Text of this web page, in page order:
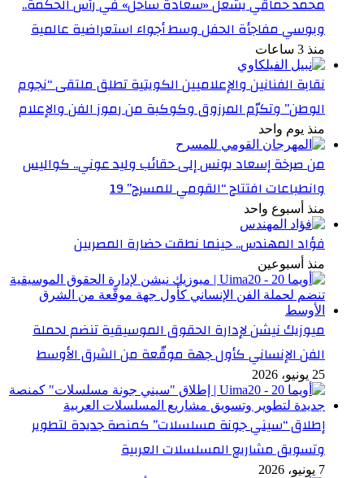
محمد حماقي يشعل «سعادة ساحل» في رأس الحكمة..
وبوسي مفاجأة الحفل وسط أجواء استعراضية عالمية
منذ 3 ساعات
نقابة الفنانين والإعلاميين الكويتية تطلق ملتقى “نجوم
الوطن” وتكرّم المرزوق وكوكبة من رموز الفن والإعلام
منذ يوم واحد
من صرخة إسعاد يونس إلى حقائب وليد عوني.. كواليس
وانطباعات افتتاح “القومي للمسرح” 19
منذ أسبوع واحد
فؤاد المهندس.. حينما نطقت حضارة المصريين
منذ أسبوعين
ميوزيك نيشن لإدارة الحقوق الموسيقية تنضم لحملة
الفن الإنساني كأول جهة موقّعة من الشرق الأوسط
25 يونيو، 2026
إطلاق “سيني جونة مسلسلات” كمنصة جديدة لتطوير
وتسويق مشاريع المسلسلات العربية
7 يونيو، 2026